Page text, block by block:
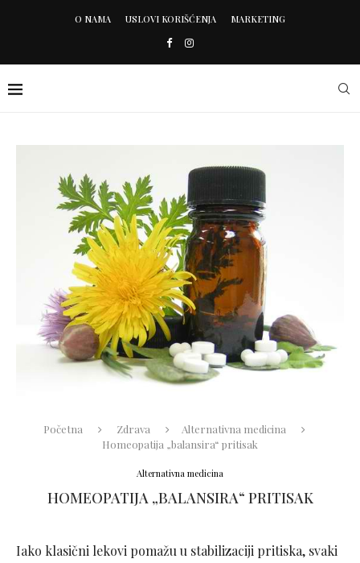
O NAMA USLOVI KORIŠĆENJA MARKETING
Početna Zdrava
Alternativna medicina
Homeopatija „balansira“ pritisak
Alternativna medicina
HOMEOPATIJA „BALANSIRA“ PRITISAK
Iako klasični lekovi pomažu u stabilizaciji pritiska, svaki